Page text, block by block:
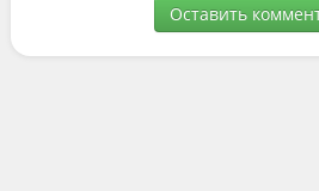
Оставить